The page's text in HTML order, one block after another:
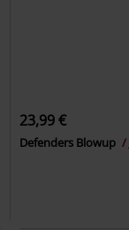
23,99 €
Defenders Blowup